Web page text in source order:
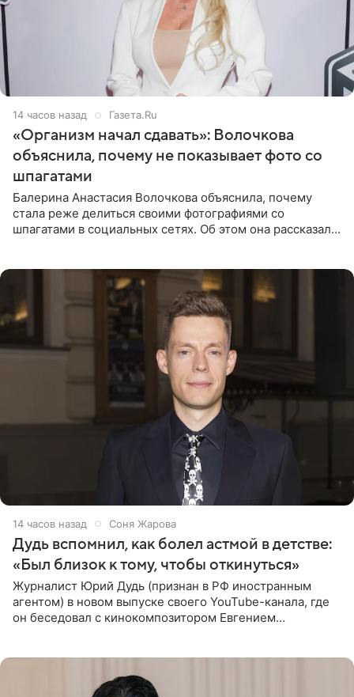
14 часов назад Газета.Ru
«Организм начал сдавать»: Волочкова
объяснила, почему не показывает фото со
шпагатами
Балерина Анастасия Волочкова объяснила, почему
стала реже делиться своими фотографиями со
шпагатами в социальных сетях. Об этом она рассказала
14 часов назад Соня Жарова
Дудь вспомнил, как болел астмой в детстве:
«Был близок к тому, чтобы откинуться»
Журналист Юрий Дудь (признан в РФ иностранным
агентом) в новом выпуске своего YouTube-канала, где
он беседовал с кинокомпозитором Евгением